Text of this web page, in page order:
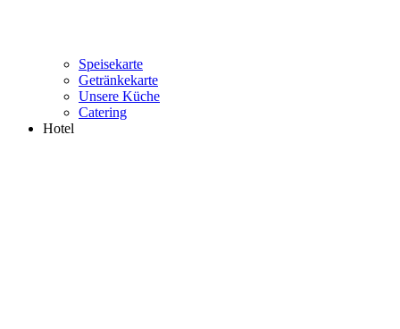
Speisekarte
Getränkekarte
Unsere Küche
Catering
Hotel